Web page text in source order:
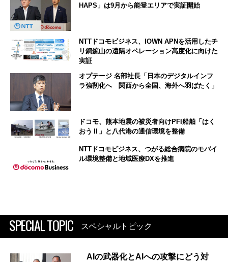
HAPS」は9月から能登エリアで実証開始
NTTドコモビジネス、IOWN APNを活用したチ
リ銅鉱山の遠隔オペレーション高度化に向けた
実証
オプテージ 名部社長「日本のデジタルインフ
ラ強靭化へ 関西から全国、海外へ羽ばたく」
ドコモ、熊本地震の被災者向けPFI船舶「はく
おうⅡ」と八代港の通信環境を整備
NTTドコモビジネス、つがる総合病院のモバイ
ル環境整備と地域医療DXを推進
SPECIAL TOPIC スペシャルトピック
AIの武器化とAIへの攻撃にどう対